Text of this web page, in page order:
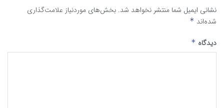
نشانی ایمیل شما منتشر نخواهد شد. بخش‌های موردنیاز علامت‌گذاری
شده‌اند *
دیدگاه *